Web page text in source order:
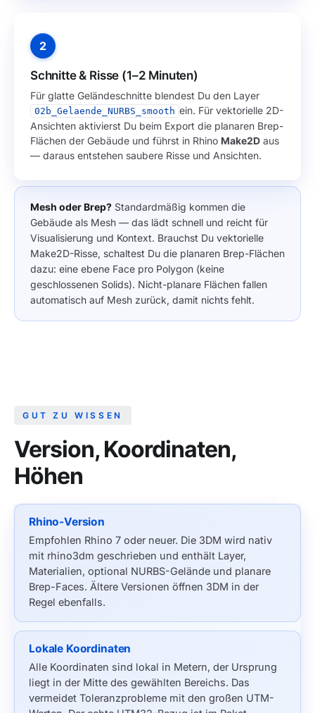
2
Schnitte & Risse (1–2 Minuten)
Für glatte Geländeschnitte blendest Du den Layer
02b_Gelaende_NURBS_smooth ein. Für vektorielle 2D-
Ansichten aktivierst Du beim Export die planaren Brep-
Flächen der Gebäude und führst in Rhino Make2D aus
— daraus entstehen saubere Risse und Ansichten.
Mesh oder Brep? Standardmäßig kommen die
Gebäude als Mesh — das lädt schnell und reicht für
Visualisierung und Kontext. Brauchst Du vektorielle
Make2D-Risse, schaltest Du die planaren Brep-Flächen
dazu: eine ebene Face pro Polygon (keine
geschlossenen Solids). Nicht-planare Flächen fallen
automatisch auf Mesh zurück, damit nichts fehlt.
GUT ZU WISSEN
Version, Koordinaten,
Höhen
Rhino-Version
Empfohlen Rhino 7 oder neuer. Die 3DM wird nativ
mit rhino3dm geschrieben und enthält Layer,
Materialien, optional NURBS-Gelände und planare
Brep-Faces. Ältere Versionen öffnen 3DM in der
Regel ebenfalls.
Lokale Koordinaten
Alle Koordinaten sind lokal in Metern, der Ursprung
liegt in der Mitte des gewählten Bereichs. Das
vermeidet Toleranzprobleme mit den großen UTM-